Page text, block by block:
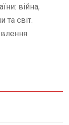
війна,
та світ.